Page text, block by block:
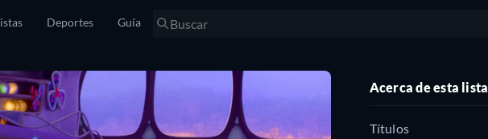
Deportes Guía
Acerca de esta lista
Títulos